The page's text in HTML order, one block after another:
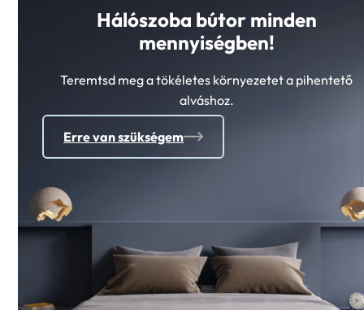
Hálószoba bútor minden
mennyiségben!
Teremtsd meg a tökéletes környezetet a pihentető
alváshoz.
Erre van szükségem